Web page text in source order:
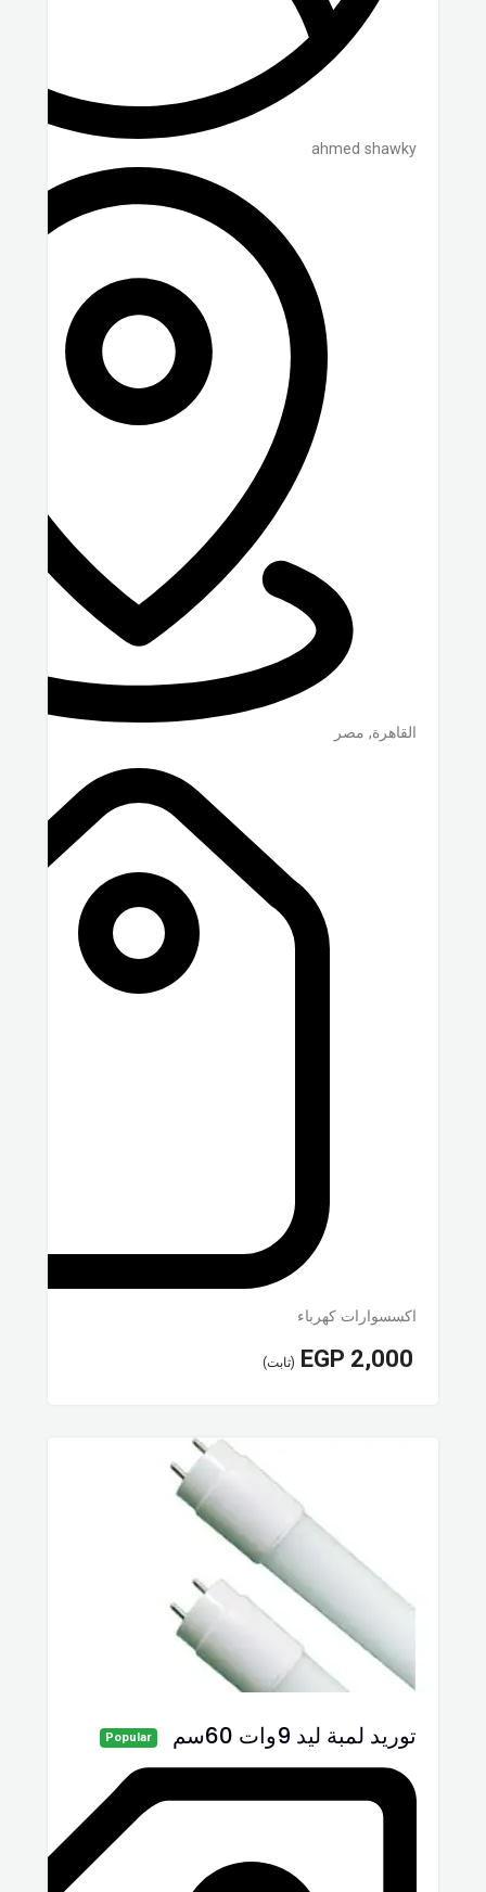
ahmed shawky
القاهرة, مصر
اكسسوارات كهرباء
EGP 2,000 (ثابت)
توريد لمبة ليد 9وات 60سم Popular